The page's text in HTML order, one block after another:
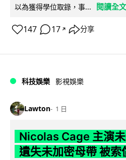
以為獲得學位取錄，事...
閱讀全文
147 17 ↗ 分享
科技娛樂 影視娛樂
Lawton 1 日
Nicolas Cage 主演
遺失未加密母帶 被索